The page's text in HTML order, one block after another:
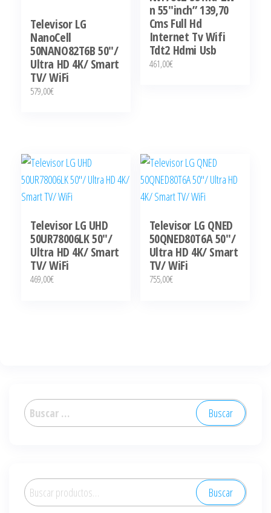
Televisor LG
NanoCell
50NANO82T6B 50″/
Ultra HD 4K/ Smart
TV/ WiFi
579,00€
n 55″inch” 139,70
Cms Full Hd
Internet Tv Wifi
Tdt2 Hdmi Usb
461,00€
Televisor LG UHD
50UR78006LK 50″/
Ultra HD 4K/ Smart
TV/ WiFi
469,00€
Televisor LG QNED
50QNED80T6A 50″/
Ultra HD 4K/ Smart
TV/ WiFi
755,00€
Buscar:
Buscar
por:
Buscar